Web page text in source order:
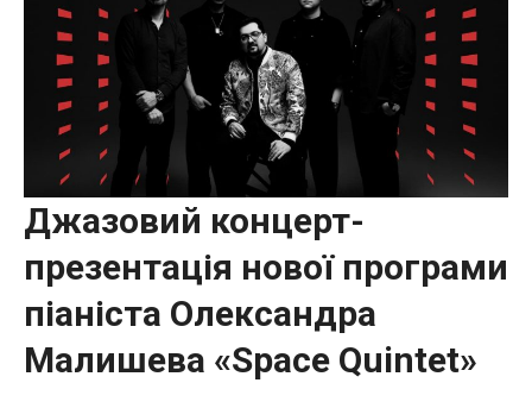
Джазовий концерт-
презентація нової програми
піаніста Олександра
Малишева «Space Quintet»